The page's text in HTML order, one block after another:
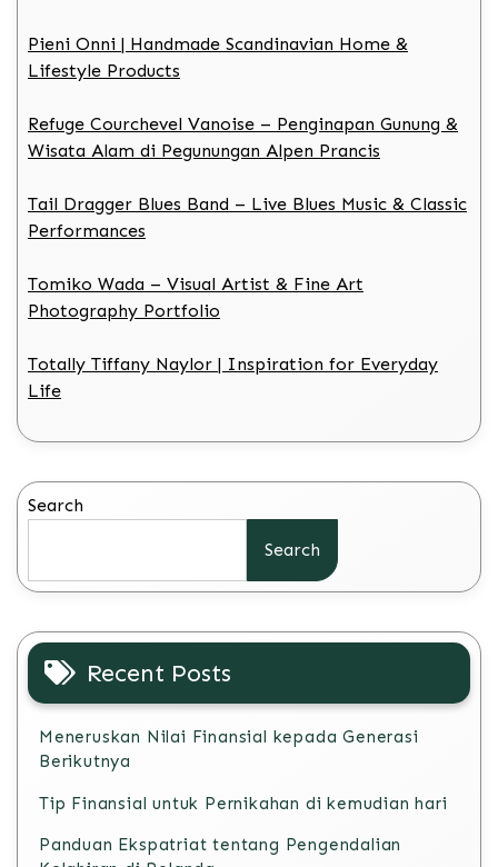
Pieni Onni | Handmade Scandinavian Home &
Lifestyle Products
Refuge Courchevel Vanoise – Penginapan Gunung &
Wisata Alam di Pegunungan Alpen Prancis
Tail Dragger Blues Band – Live Blues Music & Classic
Performances
Tomiko Wada – Visual Artist & Fine Art
Photography Portfolio
Totally Tiffany Naylor | Inspiration for Everyday
Life
Search
Search
Recent Posts
Meneruskan Nilai Finansial kepada Generasi
Berikutnya
Tip Finansial untuk Pernikahan di kemudian hari
Panduan Ekspatriat tentang Pengendalian